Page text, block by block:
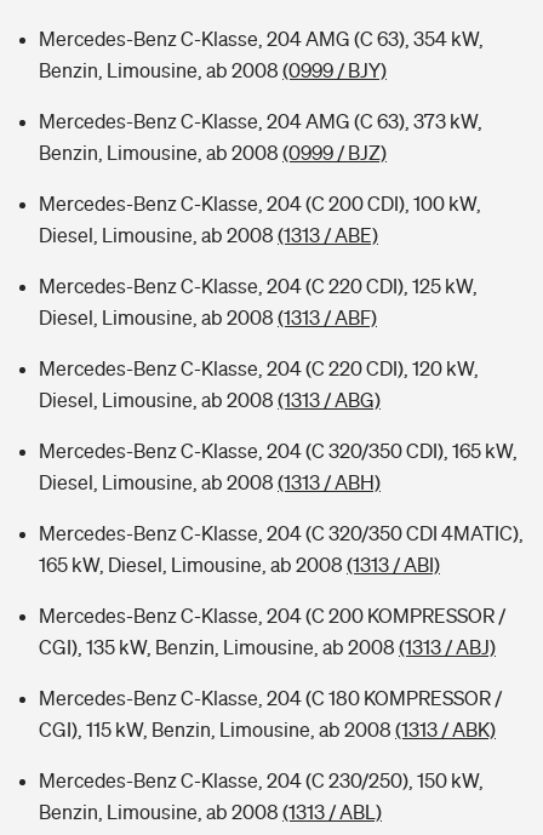
Mercedes-Benz C-Klasse, 204 AMG (C 63), 354 kW,
Benzin, Limousine, ab 2008 (0999 / BJY)
Mercedes-Benz C-Klasse, 204 AMG (C 63), 373 kW,
Benzin, Limousine, ab 2008 (0999 / BJZ)
Mercedes-Benz C-Klasse, 204 (C 200 CDI), 100 kW,
Diesel, Limousine, ab 2008 (1313 / ABE)
Mercedes-Benz C-Klasse, 204 (C 220 CDI), 125 kW,
Diesel, Limousine, ab 2008 (1313 / ABF)
Mercedes-Benz C-Klasse, 204 (C 220 CDI), 120 kW,
Diesel, Limousine, ab 2008 (1313 / ABG)
Mercedes-Benz C-Klasse, 204 (C 320/350 CDI), 165 kW,
Diesel, Limousine, ab 2008 (1313 / ABH)
Mercedes-Benz C-Klasse, 204 (C 320/350 CDI 4MATIC),
165 kW, Diesel, Limousine, ab 2008 (1313 / ABI)
Mercedes-Benz C-Klasse, 204 (C 200 KOMPRESSOR /
CGI), 135 kW, Benzin, Limousine, ab 2008 (1313 / ABJ)
Mercedes-Benz C-Klasse, 204 (C 180 KOMPRESSOR /
CGI), 115 kW, Benzin, Limousine, ab 2008 (1313 / ABK)
Mercedes-Benz C-Klasse, 204 (C 230/250), 150 kW,
Benzin, Limousine, ab 2008 (1313 / ABL)